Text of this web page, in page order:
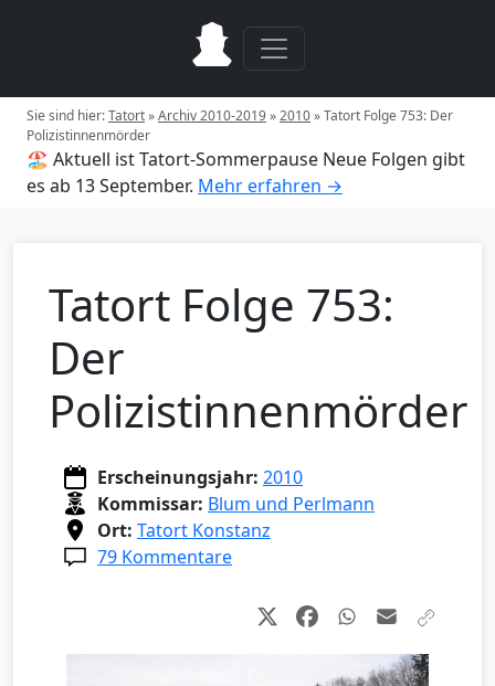
Sie sind hier:Tatort»Archiv 2010-2019»2010»Tatort Folge 753: Der
Polizistinnenmörder
🏖️ Aktuell ist Tatort-Sommerpause Neue Folgen gibt
es ab 13 September. Mehr erfahren →
Tatort Folge 753:
Der
Polizistinnenmörder
Erscheinungsjahr: 2010
Kommissar: Blum und Perlmann
Ort: Tatort Konstanz
79 Kommentare